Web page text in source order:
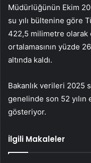
Müdürlüğünün Ekim
su yılı bültenine göre
422,5 milimetre olarak
ortalamasının yüzde
altında kaldı.
Bakanlık verileri 2025
genelinde son 52
gösteriyor.
İlgili Makaleler